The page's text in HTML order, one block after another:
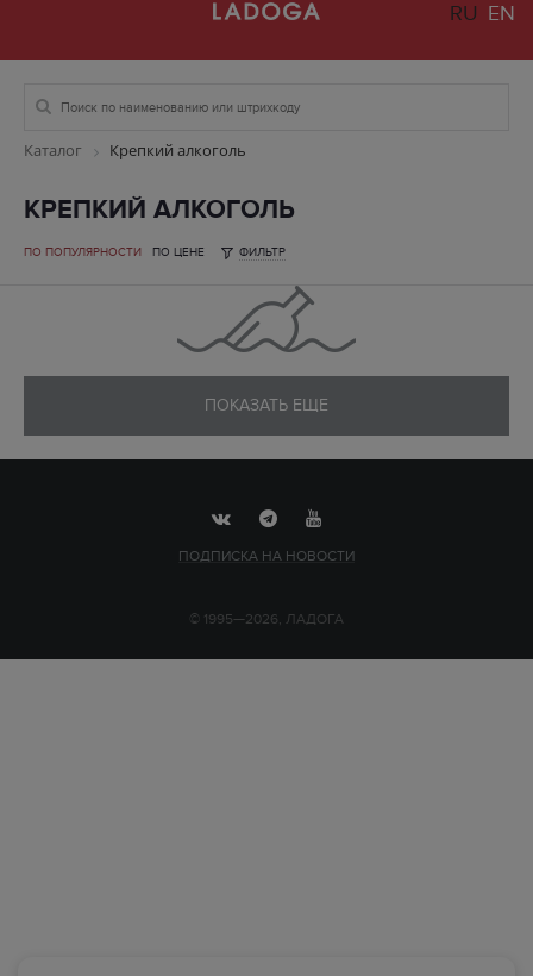
RU EN
Каталог Крепкий алкоголь
КРЕПКИЙ АЛКОГОЛЬ
ПО ПОПУЛЯРНОСТИ ПО ЦЕНЕ ФИЛЬТР
ПОКАЗАТЬ ЕЩЕ
ПОДПИСКА НА НОВОСТИ
© 1995—2026, ЛАДОГА